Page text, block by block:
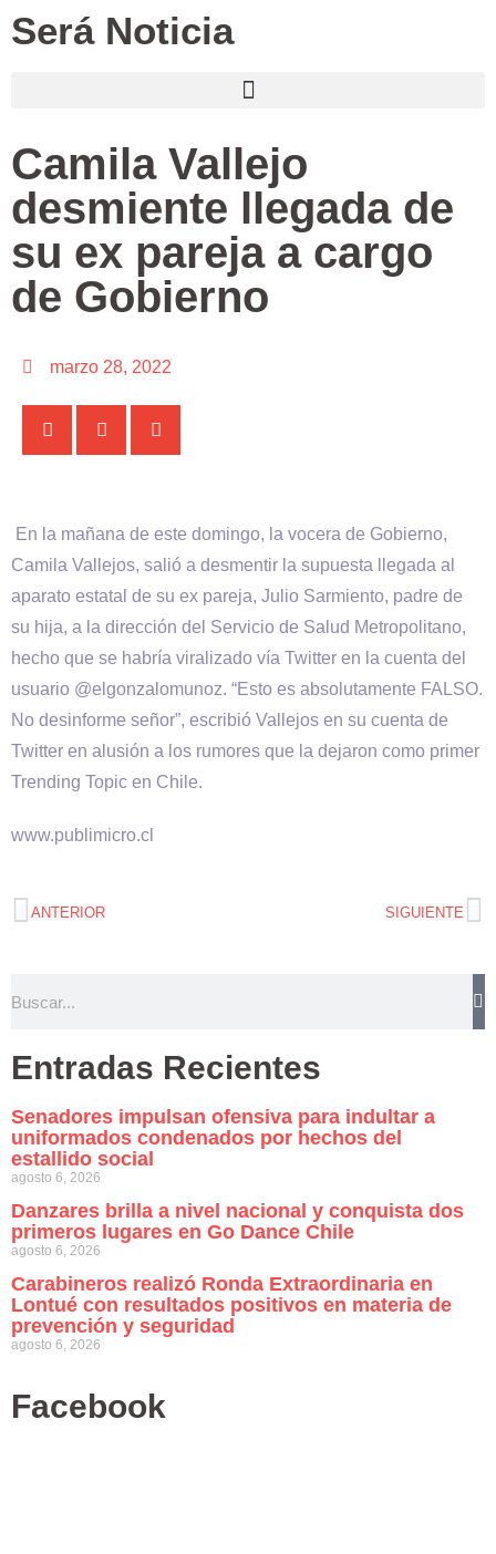
Será Noticia
Camila Vallejo
desmiente llegada de
su ex pareja a cargo
de Gobierno
marzo 28, 2022
En la mañana de este domingo, la vocera de Gobierno,
Camila Vallejos, salió a desmentir la supuesta llegada al
aparato estatal de su ex pareja, Julio Sarmiento, padre de
su hija, a la dirección del Servicio de Salud Metropolitano,
hecho que se habría viralizado vía Twitter en la cuenta del
usuario @elgonzalomunoz. “Esto es absolutamente FALSO.
No desinforme señor”, escribió Vallejos en su cuenta de
Twitter en alusión a los rumores que la dejaron como primer
Trending Topic en Chile.
www.publimicro.cl
ANTERIOR SIGUIENTE
Entradas Recientes
Senadores impulsan ofensiva para indultar a
uniformados condenados por hechos del
estallido social
agosto 6, 2026
Danzares brilla a nivel nacional y conquista dos
primeros lugares en Go Dance Chile
agosto 6, 2026
Carabineros realizó Ronda Extraordinaria en
Lontué con resultados positivos en materia de
prevención y seguridad
agosto 6, 2026
Facebook